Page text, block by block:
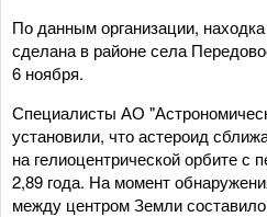
По данным организации,
сделана в районе села
6 ноября.
Специалисты АО
установили, что астероид
на гелиоцентрической орбите с
2,89 года. На момент
между центром Земли